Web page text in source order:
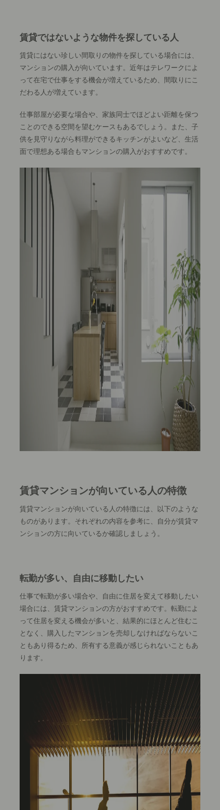
賃貸ではないような物件を探している人
賃貸にはない珍しい間取りの物件を探している場合には、
マンションの購入が向いています。近年はテレワークによ
って在宅で仕事をする機会が増えているため、間取りにこ
だわる人が増えています。
仕事部屋が必要な場合や、家族同士でほどよい距離を保つ
ことのできる空間を望むケースもあるでしょう。また、子
供を見守りながら料理ができるキッチンがよいなど、生活
面で理想ある場合もマンションの購入がおすすめです。
賃貸マンションが向いている人の特徴
賃貸マンションが向いている人の特徴には、以下のような
ものがあります。それぞれの内容を参考に、自分が賃貸マ
ンションの方に向いているか確認しましょう。
転勤が多い、自由に移動したい
仕事で転勤が多い場合や、自由に住居を変えて移動したい
場合には、賃貸マンションの方がおすすめです。転勤によ
って住居を変える機会が多いと、 結果的にほとんど住むこ
となく、購入したマンションを売却しなければならないこ
ともあり得るため、所有する意義が感じられないこともあ
ります。